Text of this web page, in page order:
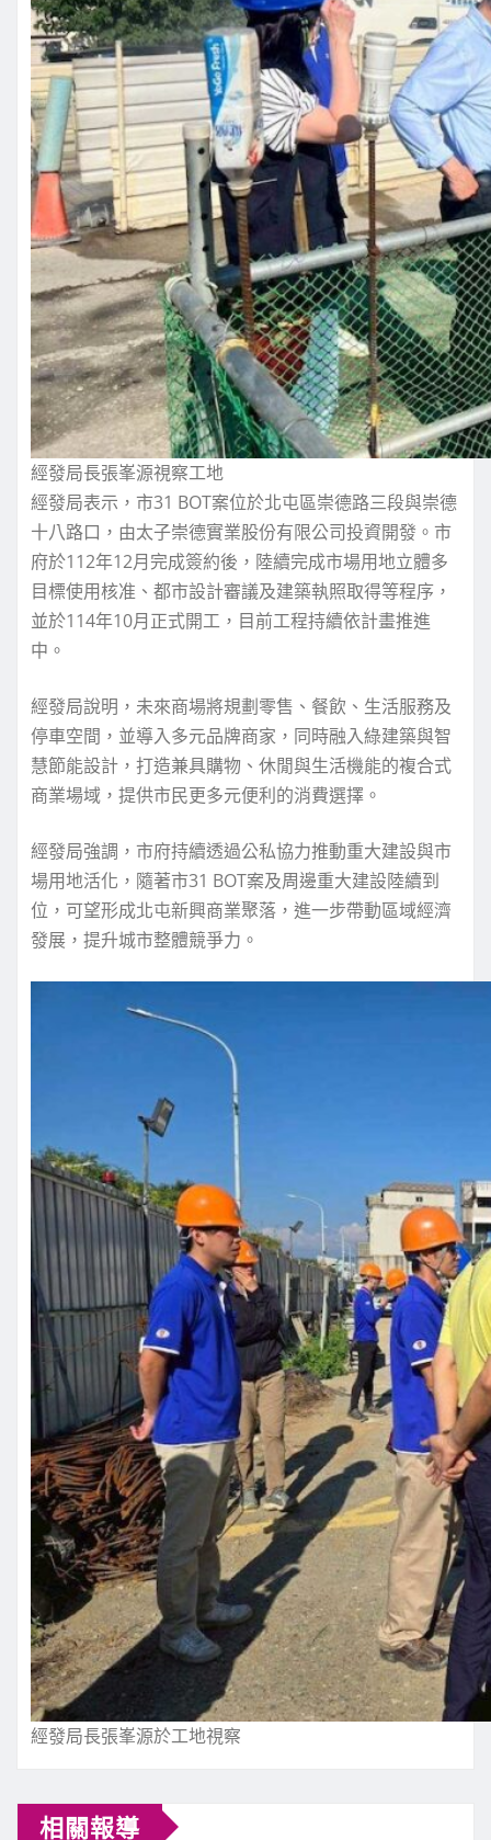
經發局長張峯源視察工地
經發局表示，市31 BOT案位於北屯區崇德路三段與崇德
十八路口，由太子崇德實業股份有限公司投資開發。市
府於112年12月完成簽約後，陸續完成市場用地立體多
目標使用核准、都市設計審議及建築執照取得等程序，
並於114年10月正式開工，目前工程持續依計畫推進
中。
經發局說明，未來商場將規劃零售、餐飲、生活服務及
停車空間，並導入多元品牌商家，同時融入綠建築與智
慧節能設計，打造兼具購物、休閒與生活機能的複合式
商業場域，提供市民更多元便利的消費選擇。
經發局強調，市府持續透過公私協力推動重大建設與市
場用地活化，隨著市31 BOT案及周邊重大建設陸續到
位，可望形成北屯新興商業聚落，進一步帶動區域經濟
發展，提升城市整體競爭力。
經發局長張峯源於工地視察
相關報導